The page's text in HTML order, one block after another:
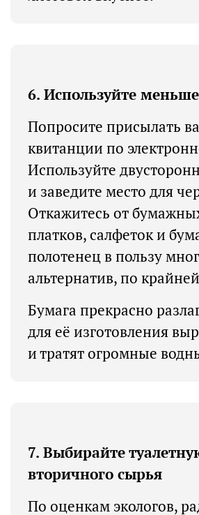
6. Используйте
Попросите присылать
квитанции по
Используйте
и заведите место для
Откажитесь от
платков, салфеток и
полотенец в пользу
альтернатив, по
Бумага прекрасно
для её изготовления
и тратят огромные
7. Выбирайте
вторичного сырья
По оценкам экологов,